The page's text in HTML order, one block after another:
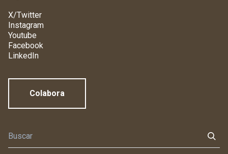
X/Twitter
Instagram
Youtube
Facebook
LinkedIn
Colabora